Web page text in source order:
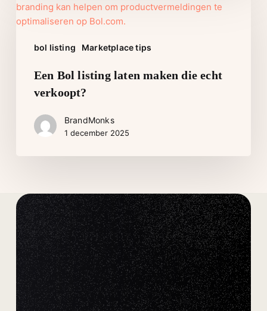
bol listing Marketplace tips
Bol
listing
maken
verkoopt?
Een Bol listing laten maken die echt
verkoopt?
BrandMonks
1 december 2025